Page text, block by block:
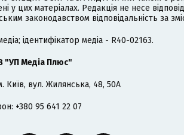
у цих матеріалах. Редакція не несе
законодавством відповідальність за
ідентифікатор медіа - R40-02163.
"УП Медіа Плюс"
Київ, вул. Жилянська, 48, 50А
+380 95 641 22 07